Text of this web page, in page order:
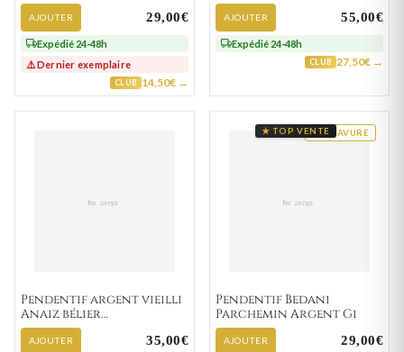
AJOUTER 29,00€
Expédié 24-48h
⚠️ Dernier exemplaire
CLUB 14,50€ →
AJOUTER 55,00€
Expédié 24-48h
CLUB 27,50€ →
Pendentif argent vieilli
Anaiz bélier
Astrologique
AJOUTER 35,00€
GRAVURE
★ TOP VENTE
Pendentif Bedani
Parchemin Argent Gi
AJOUTER 29,00€